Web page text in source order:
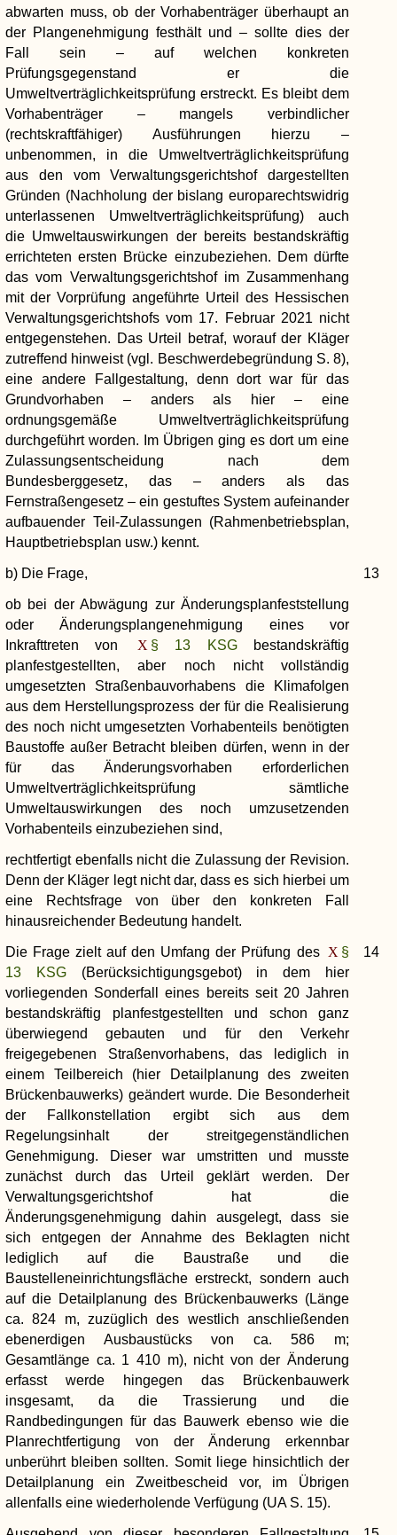
abwarten muss, ob der Vorhabenträger überhaupt an
der Plangenehmigung festhält und – sollte dies der
Fall sein – auf welchen konkreten
Prüfungsgegenstand er die
Umweltverträglichkeitsprüfung erstreckt. Es bleibt dem
Vorhabenträger – mangels verbindlicher
(rechtskraftfähiger) Ausführungen hierzu –
unbenommen, in die Umweltverträglichkeitsprüfung
aus den vom Verwaltungsgerichtshof dargestellten
Gründen (Nachholung der bislang europarechtswidrig
unterlassenen Umweltverträglichkeitsprüfung) auch
die Umweltauswirkungen der bereits bestandskräftig
errichteten ersten Brücke einzubeziehen. Dem dürfte
das vom Verwaltungsgerichtshof im Zusammenhang
mit der Vorprüfung angeführte Urteil des Hessischen
Verwaltungsgerichtshofs vom 17. Februar 2021 nicht
entgegenstehen. Das Urteil betraf, worauf der Kläger
zutreffend hinweist (vgl. Beschwerdebegründung S. 8),
eine andere Fallgestaltung, denn dort war für das
Grundvorhaben – anders als hier – eine
ordnungsgemäße Umweltverträglichkeitsprüfung
durchgeführt worden. Im Übrigen ging es dort um eine
Zulassungsentscheidung nach dem
Bundesberggesetz, das – anders als das
Fernstraßengesetz – ein gestuftes System aufeinander
aufbauender Teil-Zulassungen (Rahmenbetriebsplan,
Hauptbetriebsplan usw.) kennt.
13
b) Die Frage,
ob bei der Abwägung zur Änderungsplanfeststellung
oder Änderungsplangenehmigung eines vor
Inkrafttreten von
§ 13 KSG
bestandskräftig
planfestgestellten, aber noch nicht vollständig
umgesetzten Straßenbauvorhabens die Klimafolgen
aus dem Herstellungsprozess der für die Realisierung
des noch nicht umgesetzten Vorhabenteils benötigten
Baustoffe außer Betracht bleiben dürfen, wenn in der
für das Änderungsvorhaben erforderlichen
Umweltverträglichkeitsprüfung sämtliche
Umweltauswirkungen des noch umzusetzenden
Vorhabenteils einzubeziehen sind,
rechtfertigt ebenfalls nicht die Zulassung der Revision.
Denn der Kläger legt nicht dar, dass es sich hierbei um
eine Rechtsfrage von über den konkreten Fall
hinausreichender Bedeutung handelt.
14
Die Frage zielt auf den Umfang der Prüfung des
§
13 KSG (Berücksichtigungsgebot) in dem hier
vorliegenden Sonderfall eines bereits seit 20 Jahren
bestandskräftig planfestgestellten und schon ganz
überwiegend gebauten und für den Verkehr
freigegebenen Straßenvorhabens, das lediglich in
einem Teilbereich (hier Detailplanung des zweiten
Brückenbauwerks) geändert wurde. Die Besonderheit
der Fallkonstellation ergibt sich aus dem
Regelungsinhalt der streitgegenständlichen
Genehmigung. Dieser war umstritten und musste
zunächst durch das Urteil geklärt werden. Der
Verwaltungsgerichtshof hat die
Änderungsgenehmigung dahin ausgelegt, dass sie
sich entgegen der Annahme des Beklagten nicht
lediglich auf die Baustraße und die
Baustelleneinrichtungsfläche erstreckt, sondern auch
auf die Detailplanung des Brückenbauwerks (Länge
ca. 824 m, zuzüglich des westlich anschließenden
ebenerdigen Ausbaustücks von ca. 586 m;
Gesamtlänge ca. 1 410 m), nicht von der Änderung
erfasst werde hingegen das Brückenbauwerk
insgesamt, da die Trassierung und die
Randbedingungen für das Bauwerk ebenso wie die
Planrechtfertigung von der Änderung erkennbar
unberührt bleiben sollten. Somit liege hinsichtlich der
Detailplanung ein Zweitbescheid vor, im Übrigen
allenfalls eine wiederholende Verfügung (UA S. 15).